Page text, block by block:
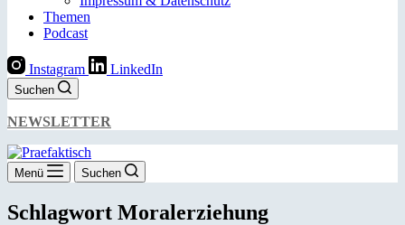
Themen
Podcast
Instagram LinkedIn
Suchen
NEWSLETTER
Menü Suchen
Schlagwort Moralerziehung